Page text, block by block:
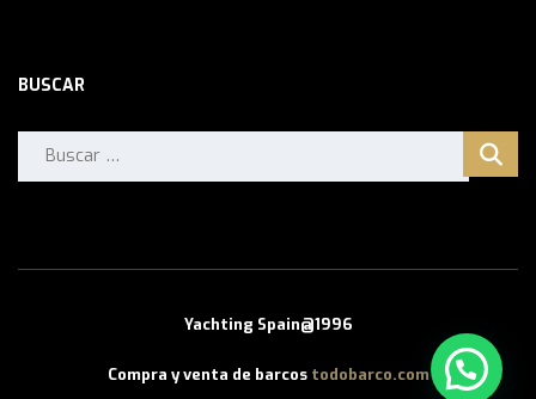
BUSCAR
Buscar:
Yachting Spain@1996
Compra y venta de barcos todobarco.com